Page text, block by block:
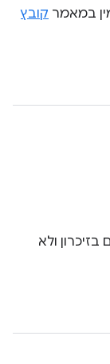
במאמר קובץ
בזיכרון ולא